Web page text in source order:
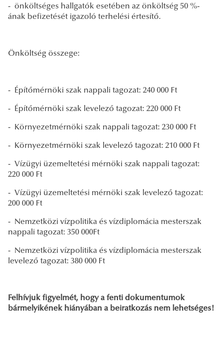
- önköltséges hallgatók esetében az önköltség 50 %-
ának befizetését igazoló terhelési értesítő.
Önköltség összege:
- Építőmérnöki szak nappali tagozat: 240 000 Ft
- Építőmérnöki szak levelező tagozat: 220 000 Ft
- Környezetmérnöki szak nappali tagozat: 230 000 Ft
- Környezetmérnöki szak levelező tagozat: 210 000 Ft
- Vízügyi üzemeltetési mérnöki szak nappali tagozat:
220 000 Ft
- Vízügyi üzemeltetési mérnöki szak levelező tagozat:
200 000 Ft
- Nemzetközi vízpolitika és vízdiplomácia mesterszak
nappali tagozat: 350 000Ft
- Nemzetközi vízpolitika és vízdiplomácia mesterszak
levelező tagozat: 380 000 Ft
Felhívjuk figyelmét, hogy a fenti dokumentumok
bármelyikének hiányában a beiratkozás nem lehetséges!